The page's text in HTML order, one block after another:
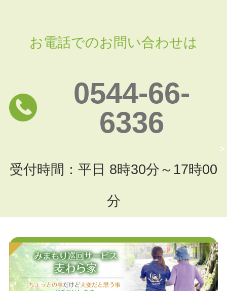
お電話でのお問い合わせは
0544-66-
6336
受付時間：平日 8時30分～17時00
分
お問い合わせフォームはこちら